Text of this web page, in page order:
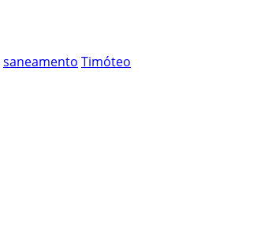
saneamento Timóteo